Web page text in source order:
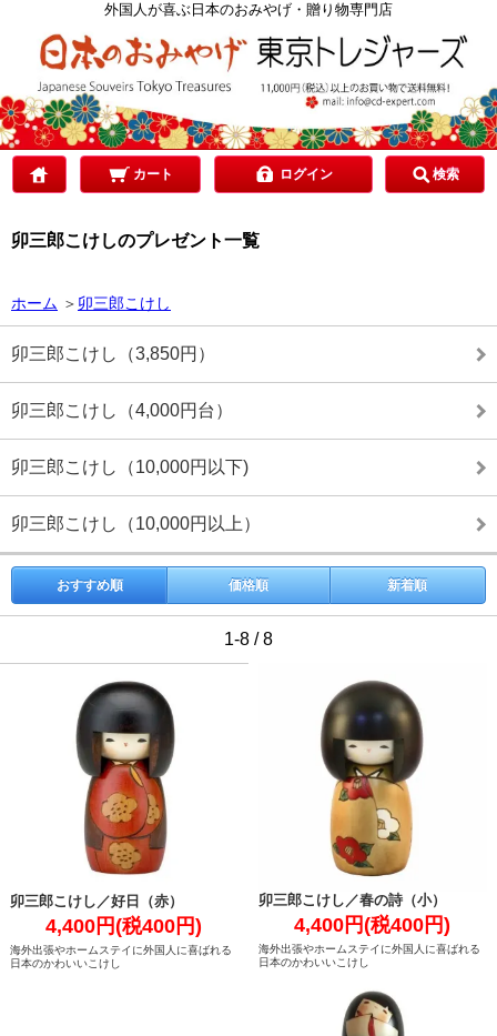
外国人が喜ぶ日本のおみやげ・贈り物専門店
カート ログイン 検索
卯三郎こけしのプレゼント一覧
ホーム ＞ 卯三郎こけし
卯三郎こけし（3,850円）
卯三郎こけし（4,000円台）
卯三郎こけし（10,000円以下)
卯三郎こけし（10,000円以上）
おすすめ順 価格順 新着順
1-8 / 8
卯三郎こけし／好日（赤）
4,400円(税400円)
海外出張やホームステイに外国人に喜ばれる
日本のかわいいこけし
卯三郎こけし／春の詩（小）
4,400円(税400円)
海外出張やホームステイに外国人に喜ばれる
日本のかわいいこけし
ご予算で選ぶ
贈り先で選ぶ
目的で選ぶ